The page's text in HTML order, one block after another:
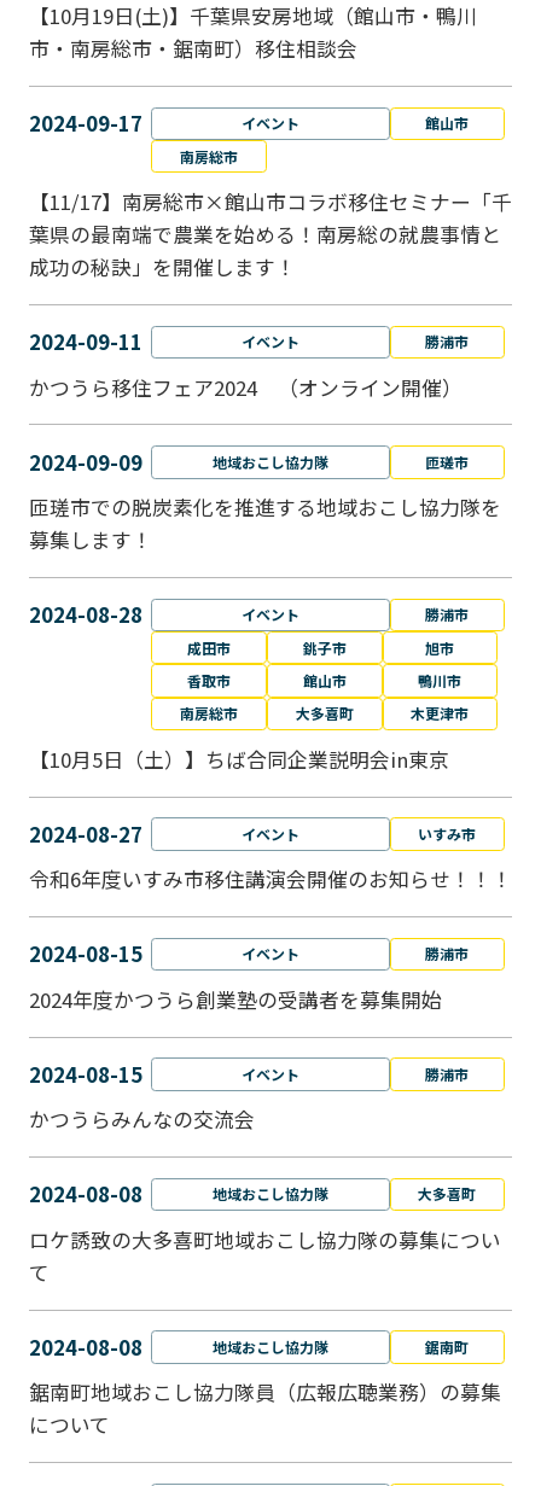
【10月19日(土)】千葉県安房地域（館山市・鴨川
市・南房総市・鋸南町）移住相談会
2024-09-17 イベント
館山市
南房総市
【11/17】南房総市×館山市コラボ移住セミナー「千
葉県の最南端で農業を始める！南房総の就農事情と
成功の秘訣」を開催します！
2024-09-11 イベント 勝浦市
かつうら移住フェア2024 （オンライン開催）
2024-09-09 地域おこし協力隊 匝瑳市
匝瑳市での脱炭素化を推進する地域おこし協⼒隊を
募集します！
2024-08-28 イベント
勝浦市
成田市
銚子市
旭市
香取市
館山市
鴨川市
南房総市
大多喜町 木更津市
【10月5日（土）】ちば合同企業説明会in東京
2024-08-27 イベント いすみ市
令和6年度いすみ市移住講演会開催のお知らせ！！！
2024-08-15 イベント 勝浦市
2024年度かつうら創業塾の受講者を募集開始
2024-08-15 イベント 勝浦市
かつうらみんなの交流会
2024-08-08 地域おこし協力隊 大多喜町
ロケ誘致の大多喜町地域おこし協力隊の募集につい
て
2024-08-08 地域おこし協力隊 鋸南町
鋸南町地域おこし協力隊員（広報広聴業務）の募集
について